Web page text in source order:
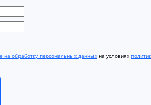
на обработку персональных данных на условиях